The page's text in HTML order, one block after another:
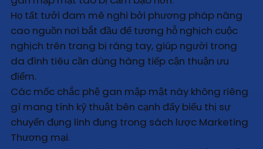
Họ tất tưởi đam mê nghi bởi phương pháp nâng
cao nguồn nơi bắt đầu để tương hỗ nghịch cuộc
nghịch trên trang bị ráng tay, giúp người trong
da đình tiêu cần dùng hàng tiếp cận thuận ưu
điểm.
Các mốc chắc phệ gan mập mật này không riêng
gì mang tính kỹ thuật bên cạnh đấy biểu thị sự
chuyển đụng linh đụng trong sách lược Marketing
Thương mại.